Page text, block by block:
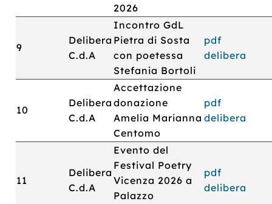
2026
9
Delibera
C.d.A
Incontro GdL
Pietra di Sosta
con poetessa
Stefania Bortoli
pdf
delibera
10
Delibera
C.d.A
Accettazione
donazione
Amelia Marianna
Centomo
pdf
delibera
11
Delibera
C.d.A
Evento del
Festival Poetry
Vicenza 2026 a
Palazzo
pdf
delibera